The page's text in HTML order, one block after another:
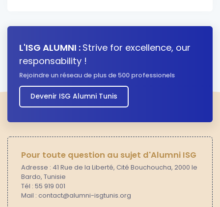
L'ISG ALUMNI : Strive for excellence, our
responsability !
Rejoindre un réseau de plus de 500 professionels
Devenir ISG Alumni Tunis
Pour toute question au sujet d'Alumni ISG
Adresse : 41 Rue de la Liberté, Cité Bouchoucha, 2000 le
Bardo, Tunisie
Tél : 55 919 001
Mail : contact@alumni-isgtunis.org